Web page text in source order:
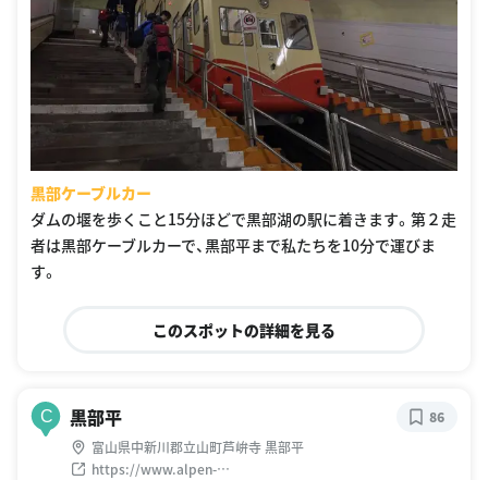
黒部ケーブルカー
ダムの堰を歩くこと15分ほどで黒部湖の駅に着きます。第２走
者は黒部ケーブルカーで、黒部平まで私たちを10分で運びま
す。
このスポットの詳細を見る
C 黒部平
富山県中新川郡立山町芦峅寺 黒部平
https://www.alpen-
86